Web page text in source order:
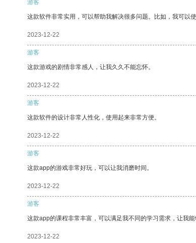
游客
这款软件非常实用，可以帮助我解决很多问题。比如，我可以
2023-12-22
游客
这款游戏的剧情非常感人，让我久久不能忘怀。
2023-12-22
游客
这款软件的设计非常人性化，使用起来非常方便。
2023-12-22
游客
这款app的游戏非常好玩，可以让我消磨时间。
2023-12-22
游客
这款app的课程非常丰富，可以满足我不同的学习需求，让我能
2023-12-22